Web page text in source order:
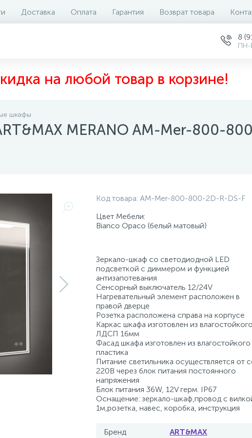
Доставка Оплата Гарантия Возврат товара
8
ПН-
на любой товар в корзине!
шкафы
MERANO AM-Mer-800-
на складе Отзывы 0
Код товара: AM-Mer-800-800-2D-R-DS-F
Цвет Мебели:
Bianco Opaco (белый матовый)
Зеркало-шкаф со светодиодной LED
подсветкой с диммером и функцией
антизапотевания
Сенсорный выключатель 12/24V
Нагревательный элемент расположен в
правой дверце
Розетка расположена справа на корпусе
Каркас шкафа изготовлен из влагостойкого
ЛДСП 16мм
Фасад шкафа изготовлен из влагостойкого
пластика
Питание светильника осуществляется от
220В через блок питания постоянного
напряжения
Блок питания 36W, 12V герм. IP67
Оснащение: зеркало-шкаф,провод с
1м,розетка, навес, коробка, инструкция
Бренд ART&MAX